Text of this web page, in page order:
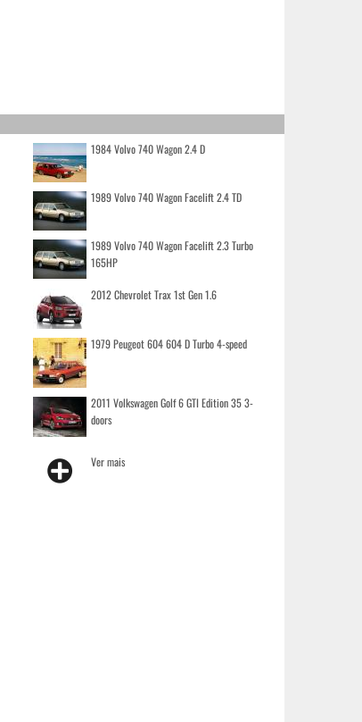
1984 Volvo 740 Wagon 2.4 D
1989 Volvo 740 Wagon Facelift 2.4 TD
1989 Volvo 740 Wagon Facelift 2.3 Turbo
165HP
2012 Chevrolet Trax 1st Gen 1.6
1979 Peugeot 604 604 D Turbo 4-speed
2011 Volkswagen Golf 6 GTI Edition 35 3-
doors
Ver mais